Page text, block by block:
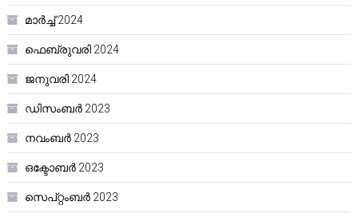
മാർച്ച്‌ 2024
ഫെബ്രുവരി 2024
ജനുവരി 2024
ഡിസംബർ 2023
നവംബർ 2023
ഒക്ടോബർ 2023
സെപ്റ്റംബർ 2023